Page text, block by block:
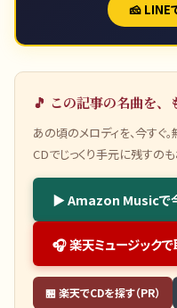
🧀 LINE
🎵 この記事の名曲を、
あの頃のメロディを、今すぐ
CDでじっくり手元に残すのも
▶ Amazon Musicで今
🎧 楽天ミュージックで
🏪 楽天でCDを探す（PR）